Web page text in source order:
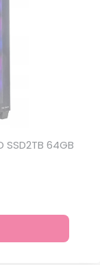
SSD2TB 64GB